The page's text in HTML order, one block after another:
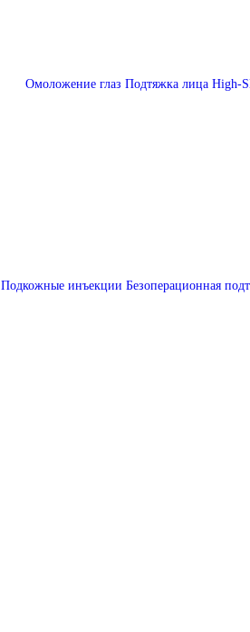
Омоложение глаз Подтяжка лица High-
Подкожные инъекции Безоперационная